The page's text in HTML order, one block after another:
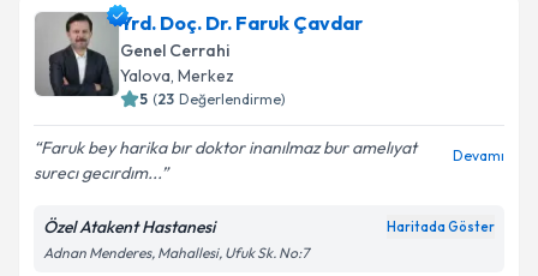
Yrd. Doç. Dr. Faruk Çavdar
Genel Cerrahi
Yalova, Merkez
5 (23 Değerlendirme)
Faruk bey harika bır doktor inanılmaz bur amelıyat
surecı gecırdım...
Devamı
Özel Atakent Hastanesi Haritada Göster
Adnan Menderes, Mahallesi, Ufuk Sk. No:7